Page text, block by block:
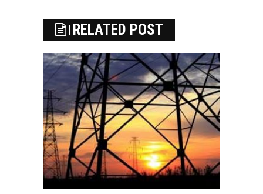
RELATED POST